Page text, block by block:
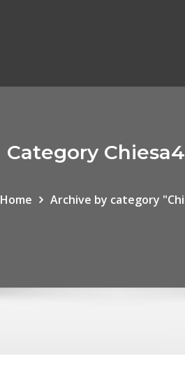
Category
Home Archive by category